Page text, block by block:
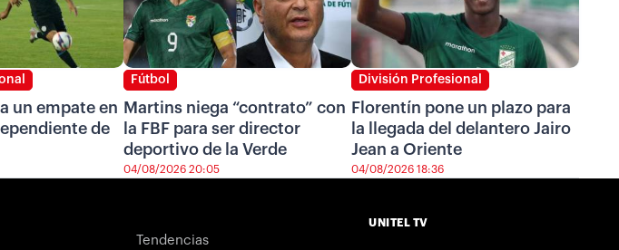
un empate en
de
Fútbol
Martins niega “contrato” con
la FBF para ser director
deportivo de la Verde
04/08/2026 20:05
División Profesional
Florentín pone un plazo para
la llegada del delantero Jairo
Jean a Oriente
04/08/2026 18:36
Tendencias
UNITEL TV